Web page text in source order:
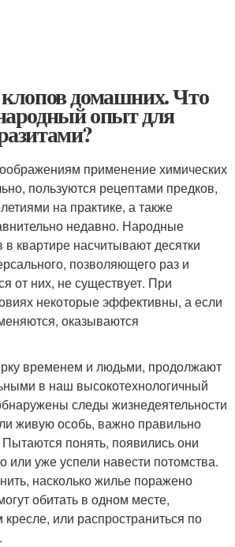
клопов домашних. Что
опыт для
применение химических
пользуются рецептами предков,
на практике, а также
недавно. Народные
в квартире насчитывают десятки
позволяющего раз и
от них, не существует. При
некоторые эффективны, а если
оказываются
временем и людьми, продолжают
в наш высокотехнологичный
следы жизнедеятельности
живую особь, важно правильно
понять, появились они
или уже успели навести потомства.
насколько жилье поражено
обитать в одном месте,
или распространиться по